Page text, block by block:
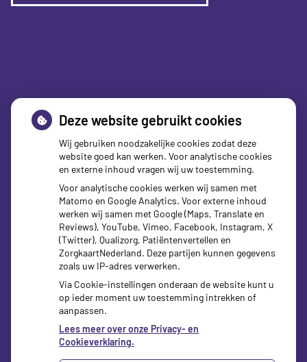
zorgverzekeraars
Deze website gebruikt cookies
Wij gebruiken noodzakelijke cookies zodat deze
website goed kan werken. Voor analytische cookies
en externe inhoud vragen wij uw toestemming.
Voor analytische cookies werken wij samen met
Matomo en Google Analytics. Voor externe inhoud
werken wij samen met Google (Maps, Translate en
Reviews), YouTube, Vimeo, Facebook, Instagram, X
(Twitter), Qualizorg, Patiëntenvertellen en
ZorgkaartNederland. Deze partijen kunnen gegevens
zoals uw IP-adres verwerken.
Via Cookie-instellingen onderaan de website kunt u
op ieder moment uw toestemming intrekken of
aanpassen.
Lees meer over onze Privacy- en
Cookieverklaring.